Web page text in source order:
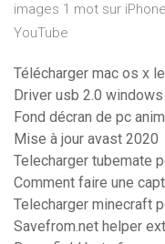
images 1 mot sur
YouTube
Télécharger mac os x
Driver usb 2.0
Fond décran de pc
Mise à jour avast 2020
Telecharger tubemate
Comment faire une
Telecharger minecraft
Savefrom.net helper